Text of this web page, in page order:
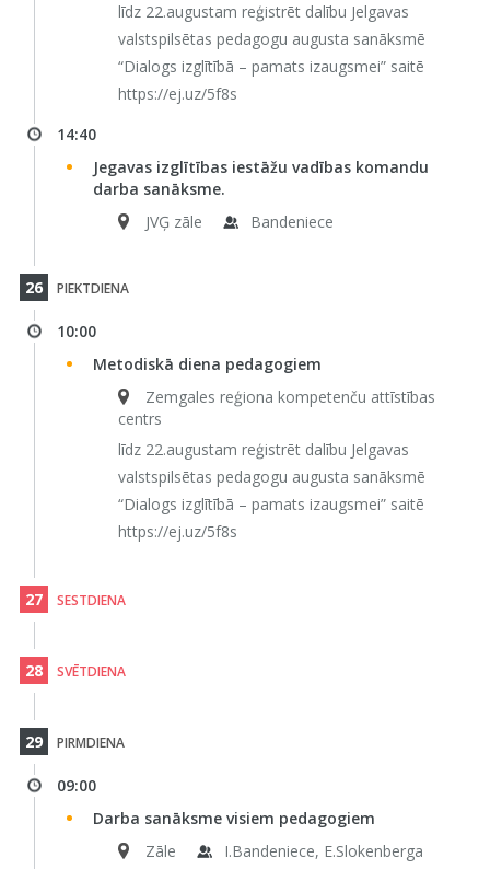
līdz 22.augustam reģistrēt dalību Jelgavas
valstspilsētas pedagogu augusta sanāksmē
“Dialogs izglītībā – pamats izaugsmei” saitē
https://ej.uz/5f8s
14:40
Jegavas izglītības iestāžu vadības komandu
darba sanāksme.
JVĢ zāle
Bandeniece
26 PIEKTDIENA
10:00
Metodiskā diena pedagogiem
Zemgales reģiona kompetenču attīstības
centrs
līdz 22.augustam reģistrēt dalību Jelgavas
valstspilsētas pedagogu augusta sanāksmē
“Dialogs izglītībā – pamats izaugsmei” saitē
https://ej.uz/5f8s
27 SESTDIENA
28 SVĒTDIENA
29 PIRMDIENA
09:00
Darba sanāksme visiem pedagogiem
Zāle
I.Bandeniece, E.Slokenberga